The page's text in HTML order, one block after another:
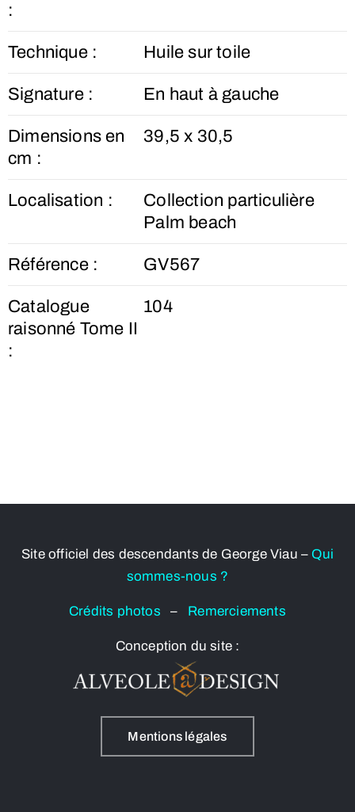
:
Technique : Huile sur toile
Signature : En haut à gauche
Dimensions en
cm :
39,5 x 30,5
Localisation :
Collection particulière
Palm beach
Référence : GV567
Catalogue
raisonné Tome II
:
104
Site officiel des descendants de George Viau – Qui
sommes-nous ?
Crédits photos– Remerciements
Conception du site :
Mentions légales